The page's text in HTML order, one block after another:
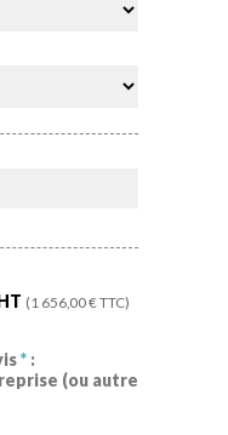
( 1 656,00€ TTC)
* :
(ou autre